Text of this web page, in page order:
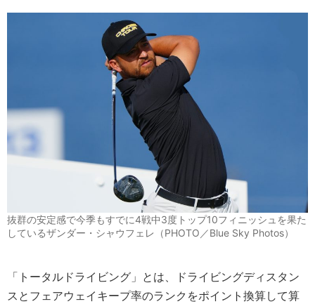
抜群の安定感で今季もすでに4戦中3度トップ10フィニッシュを果た
しているザンダー・シャウフェレ（PHOTO／Blue Sky Photos）
「トータルドライビング」とは、ドライビングディスタン
スとフェアウェイキープ率のランクをポイント換算して算